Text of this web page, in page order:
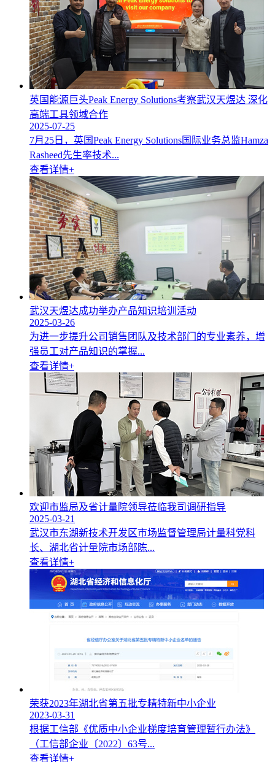
英国能源巨头Peak Energy Solutions考察武汉天煜达 深化
高端工具领域合作
2025-07-25
7月25日，英国Peak Energy Solutions国际业务总监Hamza
Rasheed先生率技术...
查看详情+
武汉天煜达成功举办产品知识培训活动
2025-03-26
为进一步提升公司销售团队及技术部门的专业素养，增
强员工对产品知识的掌握...
查看详情+
欢迎市监局及省计量院领导莅临我司调研指导
2025-03-21
武汉市东湖新技术开发区市场监督管理局计量科党科
长、湖北省计量院市场部陈...
查看详情+
荣获2023年湖北省第五批专精特新中小企业
2023-03-31
根据工信部《优质中小企业梯度培育管理暂行办法》
（工信部企业〔2022〕63号...
查看详情+